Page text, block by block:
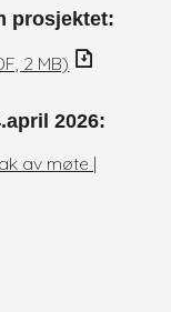
prosjektet:
2 MB)
2026:
av møte |